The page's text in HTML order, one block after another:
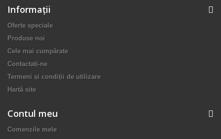
Informaţii
Oferte speciale
Produse noi
Cele mai cumpărate
Contactați-ne
Termeni și condiții de utilizare
Hartă site
Contul meu
Comenzile mele